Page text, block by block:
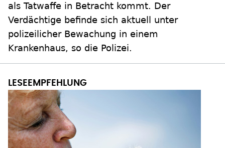
als Tatwaffe in Betracht kommt. Der
Verdächtige befinde sich aktuell unter
polizeilicher Bewachung in einem
Krankenhaus, so die Polizei.